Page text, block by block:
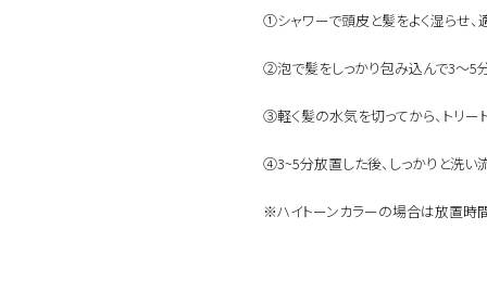
新商品
メンズ
ウェット
オイル
こちらの商品はサロン専売品
一部プロユース商品は、サ
①シャワーで頭皮と髪をよく湿らせ、
②泡で髪をしっかり包み込んで3〜5
③軽く髪の水気を切ってから、トリー
④3~5分放置した後、しっかりと洗い
※ハイトーンカラーの場合は放置時